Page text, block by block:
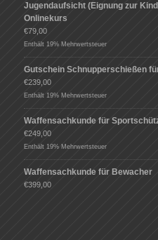
Jugendaufsicht (Eignung zur
Onlinekurs
€79,00
Enthält 19% Mehrwertsteuer
Gutschein Schnupperschießen
€239,00
Enthält 19% Mehrwertsteuer
Waffensachkunde für
€249,00
Enthält 19% Mehrwertsteuer
Waffensachkunde für Bewacher
€399,00